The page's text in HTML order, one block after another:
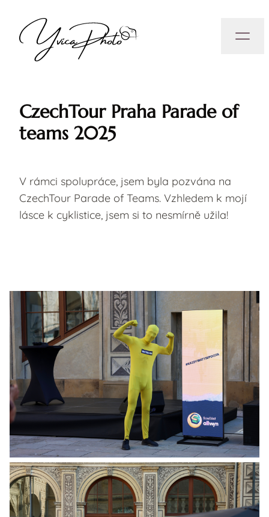
CzechTour Praha Parade of
teams 2025
V rámci spolupráce, jsem byla pozvána na
CzechTour Parade of Teams. Vzhledem k mojí
lásce k cyklistice, jsem si to nesmírně užila!